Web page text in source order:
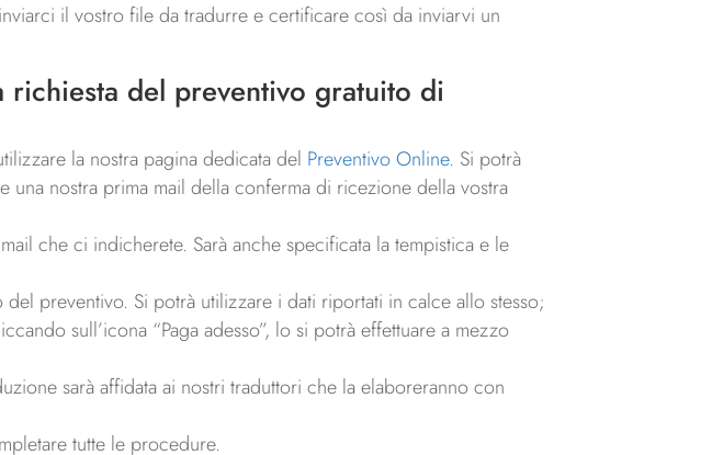
il vostro file da tradurre e certificare così da inviarvi un
del preventivo gratuito di
la nostra pagina dedicata del Preventivo Online. Si potrà
una nostra prima mail della conferma di ricezione della vostra
che ci indicherete. Sarà anche specificata la tempistica e le
preventivo. Si potrà utilizzare i dati riportati in calce allo stesso;
sull’icona “Paga adesso”, lo si potrà effettuare a mezzo
sarà affidata ai nostri traduttori che la elaboreranno con
tutte le procedure.